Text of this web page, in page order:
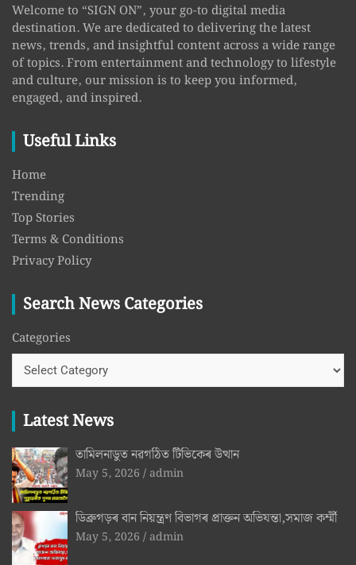
Welcome to “SIGN ON”, your go-to digital media
destination. We are dedicated to delivering the latest
news, trends, and insightful content across a wide range
of topics. From entertainment and technology to lifestyle
and culture, our mission is to keep you informed,
engaged, and inspired.
Useful Links
Home
Trending
Top Stories
Terms & Conditions
Privacy Policy
Search News Categories
Categories
Latest News
তামিলনাডুত নৱগঠিত টিভিকেৰ উত্থান
May 5, 2026 admin
ডিব্ৰুগড়ৰ বান নিয়ন্ত্ৰণ বিভাগৰ প্ৰাক্তন অভিযন্তা,সমাজ কৰ্ম্মী
May 5, 2026 admin